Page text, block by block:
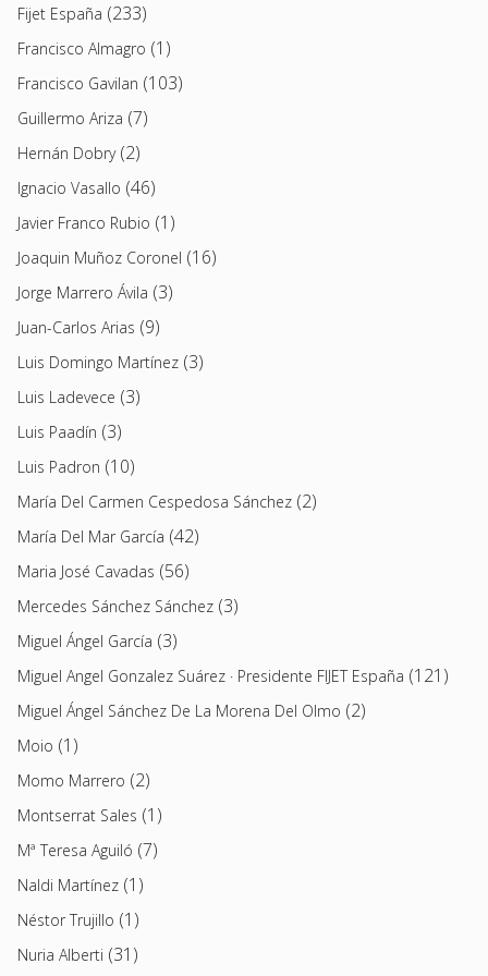
Fijet España (233)
Francisco Almagro (1)
Francisco Gavilan (103)
Guillermo Ariza (7)
Hernán Dobry(2)
Ignacio Vasallo (46)
Javier Franco Rubio (1)
Joaquin Muñoz Coronel (16)
Jorge Marrero Ávila (3)
Juan-Carlos Arias (9)
Luis Domingo Martínez (3)
Luis Ladevece (3)
Luis Paadín (3)
Luis Padron (10)
María Del Carmen Cespedosa Sánchez (2)
María Del Mar García (42)
Maria José Cavadas (56)
Mercedes Sánchez Sánchez (3)
Miguel Ángel García (3)
Miguel Angel Gonzalez Suárez · Presidente FIJET España (121)
Miguel Ángel Sánchez De La Morena Del Olmo (2)
Moio (1)
Momo Marrero (2)
Montserrat Sales (1)
Mª Teresa Aguiló (7)
Naldi Martínez (1)
Néstor Trujillo (1)
Nuria Alberti (31)